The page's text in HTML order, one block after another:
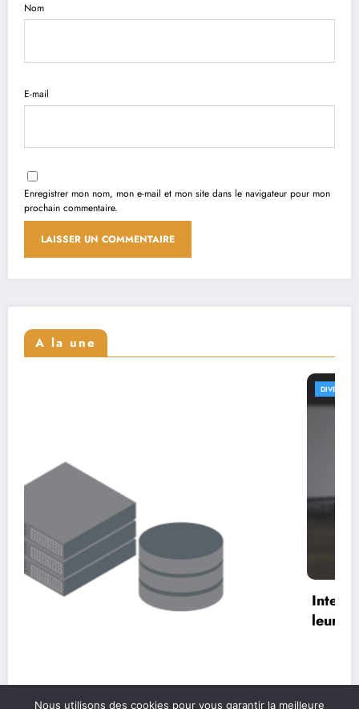
Nom
E-mail
Enregistrer mon nom, mon e-mail et mon site dans le navigateur pour mon
prochain commentaire.
A la une
Interviews de UX architects : comprendre
Nous utilisons des cookies pour vous garantir la meilleure